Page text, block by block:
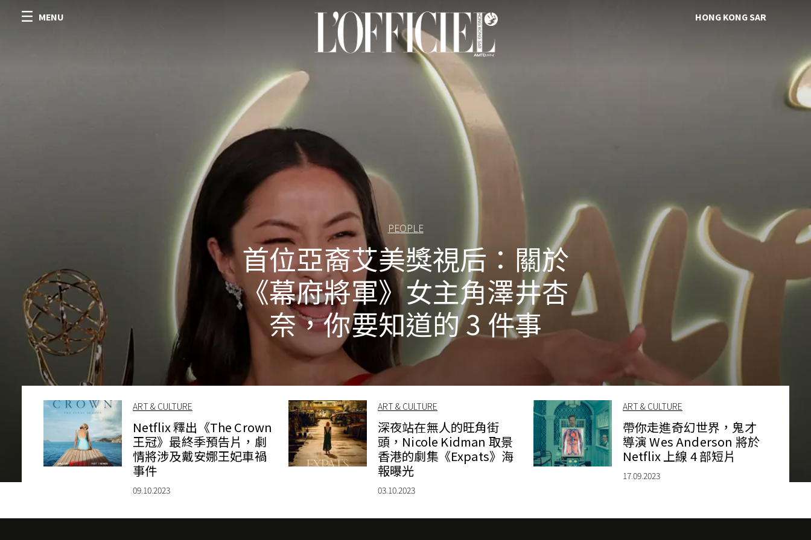
MENU HONG KONG SAR
PEOPLE
首位亞裔艾美獎視后：關於
《幕府將軍》女主角澤井杏
奈，你要知道的 3 件事
ART & CULTURE
Netflix 釋出《The Crown
王冠》最終季預告片，劇
情將涉及戴安娜王妃車禍
事件
09.10.2023
ART & CULTURE
深夜站在無人的旺角街
頭，Nicole Kidman 取景
香港的劇集《Expats》海
報曝光
03.10.2023
ART & CULTURE
帶你走進奇幻世界，鬼才
導演 Wes Anderson 將於
Netflix 上線 4 部短片
17.09.2023